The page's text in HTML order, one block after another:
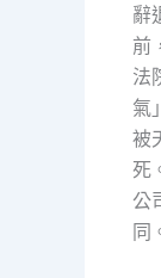
辭
前
法
氣
被
死
公
同